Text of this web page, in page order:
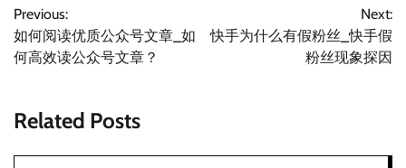
章
导
Previous:
如何阅读优质公众号文章_如
何高效读公众号文章？
Next:
快手为什么有假粉丝_快手假
粉丝现象探因
Related Posts